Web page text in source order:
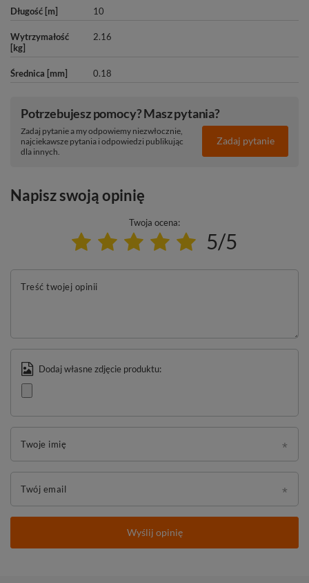
Długość [m] 10
Wytrzymałość
[kg]
2.16
Średnica [mm] 0.18
Potrzebujesz pomocy? Masz pytania?
Zadaj pytanie a my odpowiemy niezwłocznie,
najciekawsze pytania i odpowiedzi publikując
dla innych.
Zadaj pytanie
Napisz swoją opinię
Twoja ocena:
5/5
Treść twojej opinii
Dodaj własne zdjęcie produktu:
Twoje imię
Twój email
Wyślij opinię